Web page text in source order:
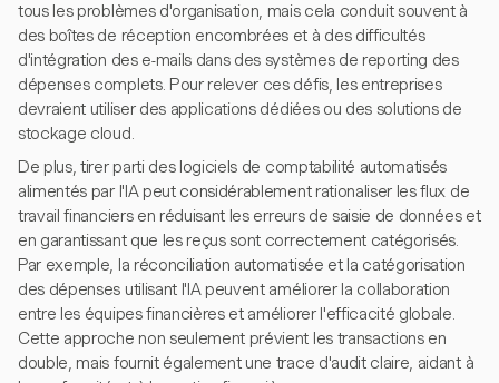
tous les problèmes d'organisation, mais cela conduit souvent à
des boîtes de réception encombrées et à des difficultés
d'intégration des e-mails dans des systèmes de reporting des
dépenses complets. Pour relever ces défis, les entreprises
devraient utiliser des applications dédiées ou des solutions de
stockage cloud.
De plus, tirer parti des logiciels de comptabilité automatisés
alimentés par l'IA peut considérablement rationaliser les flux de
travail financiers en réduisant les erreurs de saisie de données et
en garantissant que les reçus sont correctement catégorisés.
Par exemple, la réconciliation automatisée et la catégorisation
des dépenses utilisant l'IA peuvent améliorer la collaboration
entre les équipes financières et améliorer l'efficacité globale.
Cette approche non seulement prévient les transactions en
double, mais fournit également une trace d'audit claire, aidant à